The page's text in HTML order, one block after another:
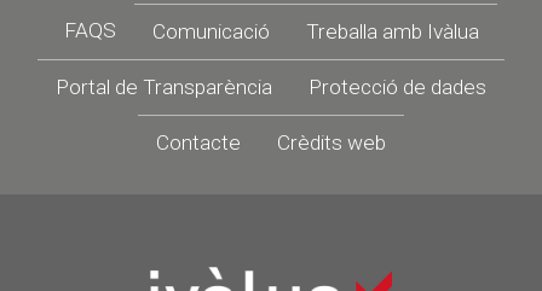
Footer
FAQS Comunicació Treballa amb Ivàlua
Portal de Transparència Protecció de dades
Contacte Crèdits web